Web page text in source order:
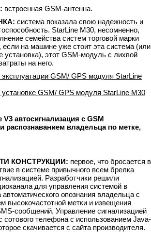
встроенная GSM-антенна.
система показала свою надежность и
StarLine M30, несомненно,
семейства систем торговой марки
если на машине уже стоит эта система (или
установка), этот GSM-модуль с лихвой
на него.
эксплуатации GSM/ GPS модуля StarLine
установке GSM/ GPS модуля StarLine M30
V3 автосигнализация с GSM
распознаванием владельца по метке,
КОНСТРУКЦИИ: первое, что бросается в
в системе привычного всем брелка
Разработчики решили
для управления системой в
опознания владельца с
высокочастотной метки и извещения
сообщений. Управление сигнализацией
сотового телефона с использованием Java-
скачивается с сайта производителя.